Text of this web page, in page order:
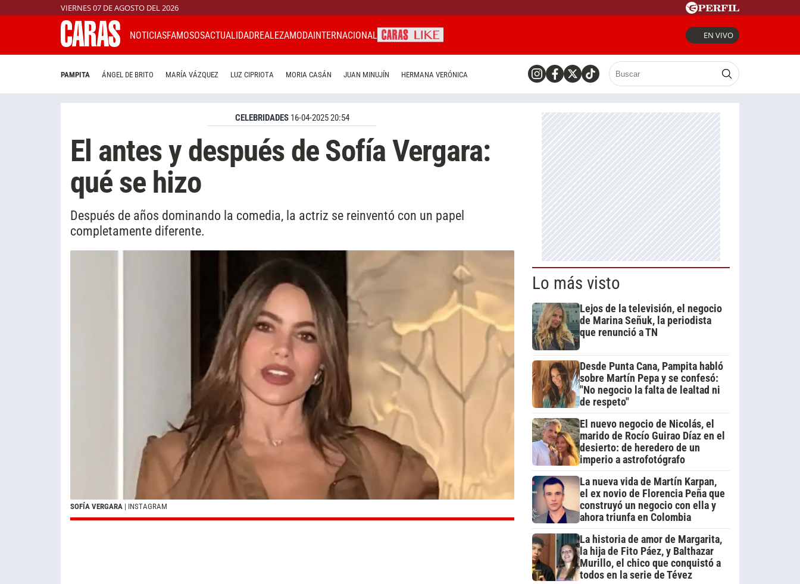
VIERNES 07 DE AGOSTO DEL 2026
NOTICIASFAMOSOSACTUALIDADREALEZAMODAINTERNACIONAL EN VIVO
PAMPITA ÁNGEL DE BRITO MARÍA VÁZQUEZ LUZ CIPRIOTA MORIA CASÁN JUAN MINUJÍN HERMANA VERÓNICA
CELEBRIDADES 16-04-2025 20:54
El antes y después de Sofía Vergara:
qué se hizo
Después de años dominando la comedia, la actriz se reinventó con un papel
completamente diferente.
SOFÍA VERGARA | INSTAGRAM
Lo más visto
Lejos de la televisión, el negocio
de Marina Señuk, la periodista
que renunció a TN
Desde Punta Cana, Pampita habló
sobre Martín Pepa y se confesó:
"No negocio la falta de lealtad ni
de respeto"
El nuevo negocio de Nicolás, el
marido de Rocío Guirao Díaz en el
desierto: de heredero de un
imperio a astrofotógrafo
La nueva vida de Martín Karpan,
el ex novio de Florencia Peña que
construyó un negocio con ella y
ahora triunfa en Colombia
La historia de amor de Margarita,
la hija de Fito Páez, y Balthazar
Murillo, el chico que conquistó a
todos en la serie de Tévez